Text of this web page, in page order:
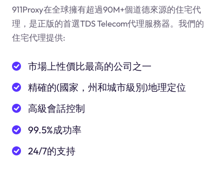
911Proxy在全球擁有超過90M+個道德來源的住宅代
理，是正版的首選TDS Telecom代理服務器。我們的
住宅代理提供:
市場上性價比最高的公司之一
精確的(國家，州和城市級別)地理定位
高級會話控制
99.5%成功率
24/7的支持